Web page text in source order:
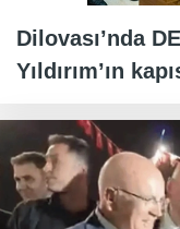
Dilovası’nda
Yıldırım’ın